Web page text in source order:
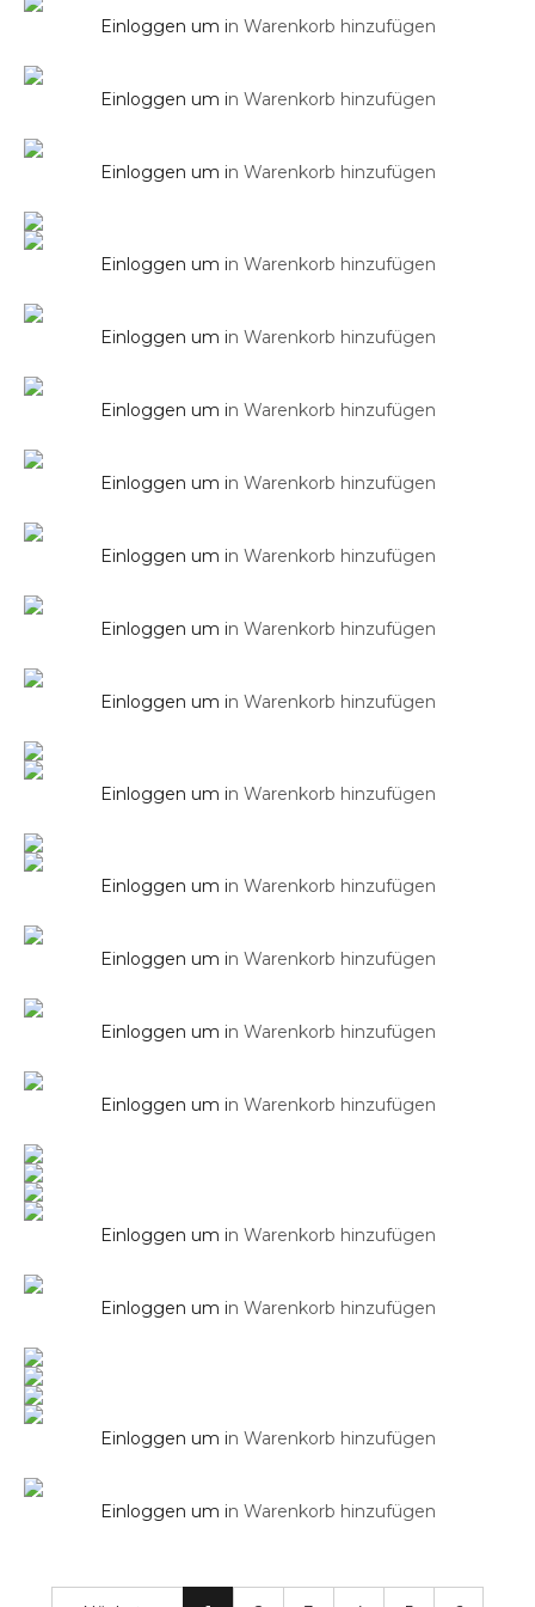
Einloggen um in Warenkorb hinzufügen
Bidet SOHO
Einloggen um in Warenkorb hinzufügen
Bidetarmatur SOHO 2.0
Einloggen um in Warenkorb hinzufügen
Brausegarnitur SOHO
Einloggen um in Warenkorb hinzufügen
Brausegarnitur SOHO in Chrom
Einloggen um in Warenkorb hinzufügen
Brausehalter
Einloggen um in Warenkorb hinzufügen
Brauseschlauch Silver 150 cm
Einloggen um in Warenkorb hinzufügen
Brausestange SOHO
Einloggen um in Warenkorb hinzufügen
Brausestange SOHO 2.0 in Chrom
Einloggen um in Warenkorb hinzufügen
Brausestange SOHO 2.0 in Schwarz Matt
Einloggen um in Warenkorb hinzufügen
Zubehör
Chrom
Einloggen um in Warenkorb hinzufügen
Schwarz Matt mit Filter
Einloggen um in Warenkorb hinzufügen
Design WC/Bidet Handbrause
Einloggen um in Warenkorb hinzufügen
Design WC/Bidet Handbrause – Massiv Rund
Einloggen um in Warenkorb hinzufügen
Duschsysteme
– Rund
Einloggen um in Warenkorb hinzufügen
Duschsysteme
– Rund Schwarz Matt
Einloggen um in Warenkorb hinzufügen
Mini
Einloggen um in Warenkorb hinzufügen
Duschsysteme
Mini Schwarz Matt
Einloggen um in Warenkorb hinzufügen
mit Mischer
Einloggen um in Warenkorb hinzufügen